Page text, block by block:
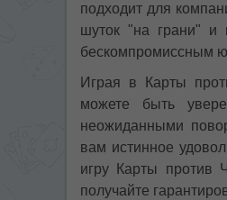
подходит для
шуток "на грани" и
бескомпромиссным
Играя в Карты
можете быть
неожиданными
вам истинное
игру Карты против
получайте